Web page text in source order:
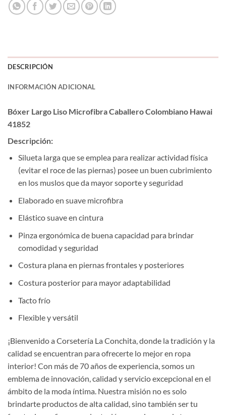
DESCRIPCIÓN
INFORMACIÓN ADICIONAL
Bóxer Largo Liso Microfibra Caballero Colombiano Hawai
41852
Descripción:
Silueta larga que se emplea para realizar actividad física
(evitar el roce de las piernas) posee un buen cubrimiento
en los muslos que da mayor soporte y seguridad
Elaborado en suave microfibra
Elástico suave en cintura
Pinza ergonómica de buena capacidad para brindar
comodidad y seguridad
Costura plana en piernas frontales y posteriores
Costura posterior para mayor adaptabilidad
Tacto frío
Flexible y versátil
¡Bienvenido a Corsetería La Conchita, donde la tradición y la
calidad se encuentran para ofrecerte lo mejor en ropa
interior! Con más de 70 años de experiencia, somos un
emblema de innovación, calidad y servicio excepcional en el
ámbito de la moda íntima. Nuestra misión no es solo
brindarte productos de alta calidad, sino también ser tu